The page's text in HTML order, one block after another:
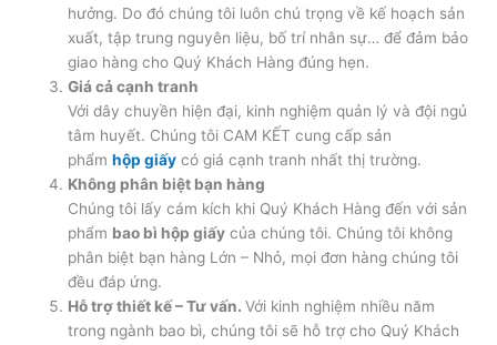
hưởng. Do đó chúng tôi luôn chú trọng về kế hoạch sản
xuất, tập trung nguyên liệu, bố trí nhân sự… để đảm bảo
giao hàng cho Quý Khách Hàng đúng hẹn.
Giá cả cạnh tranh
Với dây chuyền hiện đại, kinh nghiệm quản lý và đội ngủ
tâm huyết. Chúng tôi CAM KẾT cung cấp sản
phẩmhộp giấy có giá cạnh tranh nhất thị trường.
Không phân biệt bạn hàng
Chúng tôi lấy cám kích khi Quý Khách Hàng đến với sản
phẩm bao bì hộp giấy của chúng tôi. Chúng tôi không
phân biệt bạn hàng Lớn – Nhỏ, mọi đơn hàng chúng tôi
đều đáp ứng.
Hỗ trợ thiết kế – Tư vấn.Với kinh nghiệm nhiều năm
trong ngành bao bì, chúng tôi sẽ hỗ trợ cho Quý Khách